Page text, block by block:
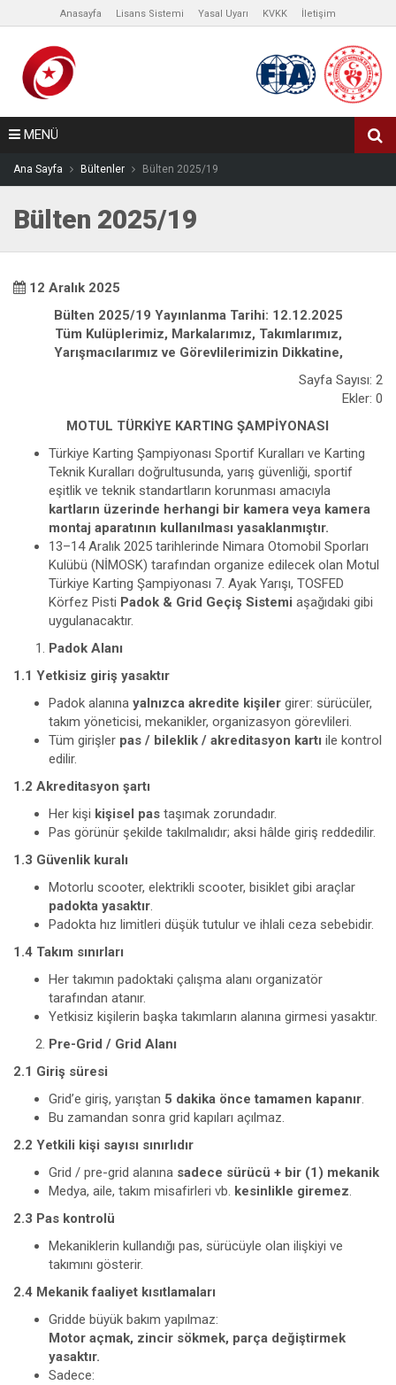
Anasayfa Lisans Sistemi Yasal Uyarı KVKK İletişim
MENÜ
Ana Sayfa Bültenler Bülten 2025/19
Bülten 2025/19
12 Aralık 2025
Bülten 2025/19 Yayınlanma Tarihi: 12.12.2025
Tüm Kulüplerimiz, Markalarımız, Takımlarımız,
Yarışmacılarımız ve Görevlilerimizin Dikkatine,
Sayfa Sayısı: 2
Ekler: 0
MOTUL TÜRKİYE KARTING ŞAMPİYONASI
Türkiye Karting Şampiyonası Sportif Kuralları ve Karting
Teknik Kuralları doğrultusunda, yarış güvenliği, sportif
eşitlik ve teknik standartların korunması amacıyla
kartların üzerinde herhangi bir kamera veya kamera
montaj aparatının kullanılması yasaklanmıştır.
13–14 Aralık 2025 tarihlerinde Nimara Otomobil Sporları
Kulübü (NİMOSK) tarafından organize edilecek olan Motul
Türkiye Karting Şampiyonası 7. Ayak Yarışı, TOSFED
Körfez Pisti Padok & Grid Geçiş Sistemi aşağıdaki gibi
uygulanacaktır.
Padok Alanı
1.1 Yetkisiz giriş yasaktır
Padok alanına yalnızca akredite kişiler girer: sürücüler,
takım yöneticisi, mekanikler, organizasyon görevlileri.
Tüm girişler pas / bileklik / akreditasyon kartı ile kontrol
edilir.
1.2 Akreditasyon şartı
Her kişi kişisel pas taşımak zorundadır.
Pas görünür şekilde takılmalıdır; aksi hâlde giriş reddedilir.
1.3 Güvenlik kuralı
Motorlu scooter, elektrikli scooter, bisiklet gibi araçlar
padokta yasaktır.
Padokta hız limitleri düşük tutulur ve ihlali ceza sebebidir.
1.4 Takım sınırları
Her takımın padoktaki çalışma alanı organizatör
tarafından atanır.
Yetkisiz kişilerin başka takımların alanına girmesi yasaktır.
Pre-Grid / Grid Alanı
2.1 Giriş süresi
Grid’e giriş, yarıştan 5 dakika önce tamamen kapanır.
Bu zamandan sonra grid kapıları açılmaz.
2.2 Yetkili kişi sayısı sınırlıdır
Grid / pre-grid alanına sadece sürücü + bir (1) mekanik
Medya, aile, takım misafirleri vb. kesinlikle giremez.
2.3 Pas kontrolü
Mekaniklerin kullandığı pas, sürücüyle olan ilişkiyi ve
takımını gösterir.
2.4 Mekanik faaliyet kısıtlamaları
Gridde büyük bakım yapılmaz:
Motor açmak, zincir sökmek, parça değiştirmek
yasaktır.
Sadece: